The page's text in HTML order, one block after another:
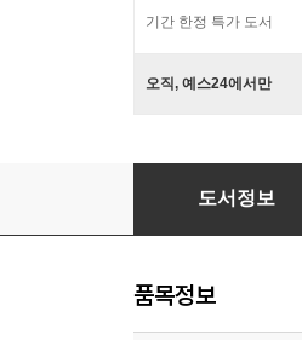
기간 한정 특가 도서
오직, 예스24에서만
나, 이사 갈 거야
도서정보
품목정보